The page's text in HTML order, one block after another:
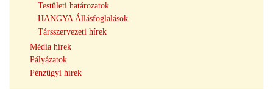
Testületi határozatok
HANGYA Állásfoglalások
Társszervezeti hírek
Média hírek
Pályázatok
Pénzügyi hírek